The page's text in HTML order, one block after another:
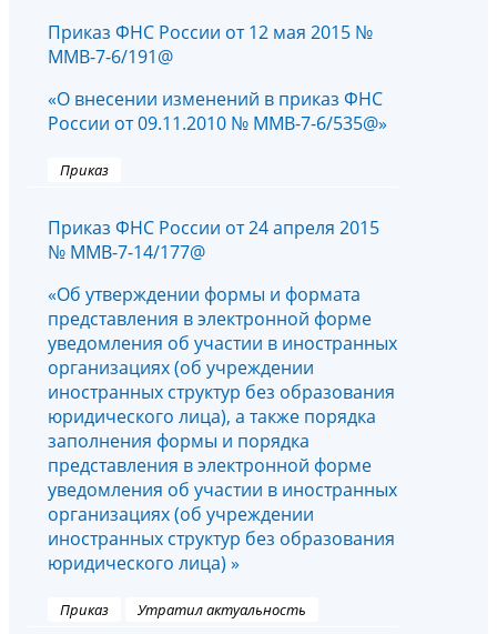
Приказ ФНС России от 12 мая 2015 №
ММВ-7-6/191@
«О внесении изменений в приказ ФНС
России от 09.11.2010 № ММВ-7-6/535@»
Приказ
Приказ ФНС России от 24 апреля 2015
№ ММВ-7-14/177@
«Об утверждении формы и формата
представления в электронной форме
уведомления об участии в иностранных
организациях (об учреждении
иностранных структур без образования
юридического лица), а также порядка
заполнения формы и порядка
представления в электронной форме
уведомления об участии в иностранных
организациях (об учреждении
иностранных структур без образования
юридического лица) »
Приказ Утратил актуальность